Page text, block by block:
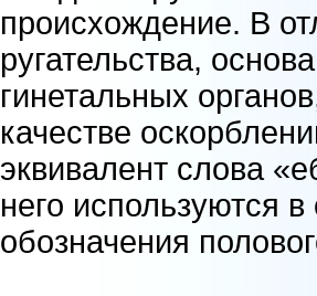
происхождение. В
ругательства,
гинетальных
качестве
эквивалент слова
него используются
обозначения